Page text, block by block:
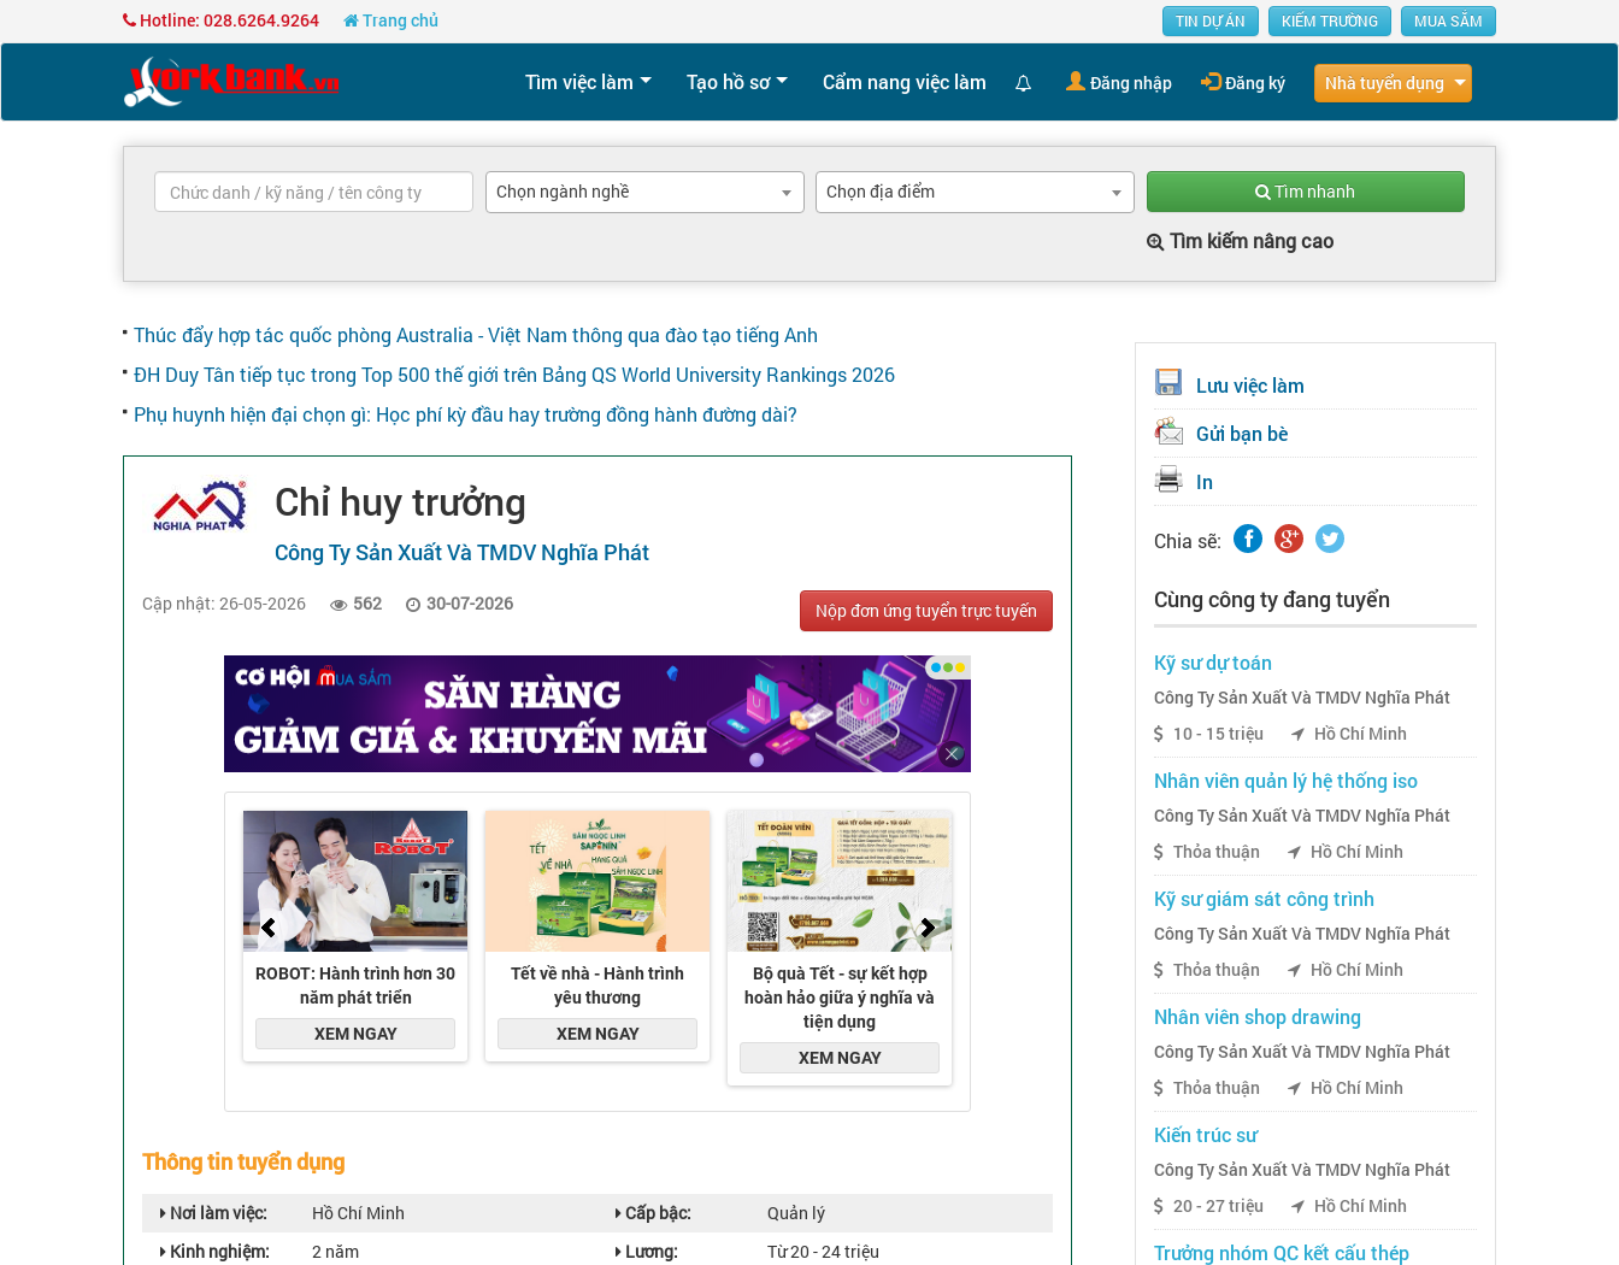
Hotline: 028.6264.9264 Trang chủ TIN DỰ ÁN KIẾM TRƯỜNG MUA SẮM
Tìm việc làm Tạo hồ sơ Cẩm nang việc làm Đăng nhập Đăng ký Nhà tuyển dụng
Chọn ngành nghề Chọn địa điểm Tìm nhanh
Tìm kiếm nâng cao
Thúc đẩy hợp tác quốc phòng Australia - Việt Nam thông qua đào tạo tiếng Anh
ĐH Duy Tân tiếp tục trong Top 500 thế giới trên Bảng QS World University Rankings 2026
Phụ huynh hiện đại chọn gì: Học phí kỳ đầu hay trường đồng hành đường dài?
Chỉ huy trưởng
Công Ty Sản Xuất Và TMDV Nghĩa Phát
Cập nhật: 26-05-2026 562 30-07-2026 Nộp đơn ứng tuyển trực tuyến
Thông tin tuyển dụng
Nơi làm việc:
Hồ Chí Minh
Kinh nghiệm:
2 năm
Cấp bậc:
Quản lý
Lương:
Từ 20 - 24 triệu
Lưu việc làm
Gửi bạn bè
In
Chia sẽ:
Cùng công ty đang tuyển
Kỹ sư dự toán
Công Ty Sản Xuất Và TMDV Nghĩa Phát
10 - 15 triệu
Hồ Chí Minh
Nhân viên quản lý hệ thống iso
Công Ty Sản Xuất Và TMDV Nghĩa Phát
Thỏa thuận
Hồ Chí Minh
Kỹ sư giám sát công trình
Công Ty Sản Xuất Và TMDV Nghĩa Phát
Thỏa thuận
Hồ Chí Minh
Nhân viên shop drawing
Công Ty Sản Xuất Và TMDV Nghĩa Phát
Thỏa thuận
Hồ Chí Minh
Kiến trúc sư
Công Ty Sản Xuất Và TMDV Nghĩa Phát
20 - 27 triệu
Hồ Chí Minh
Trưởng nhóm QC kết cấu thép